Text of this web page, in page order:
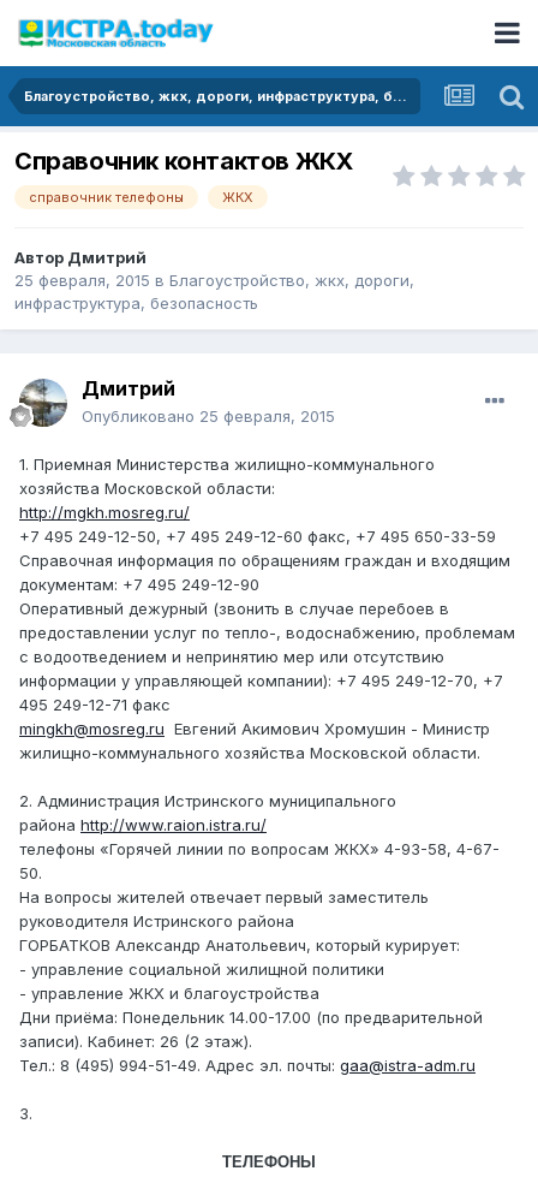
Благоустройство, жкх, дороги, инфраструктура, безопасность
Справочник контактов ЖКХ
справочник телефоны ЖКХ
Автор Дмитрий
25 февраля, 2015 в Благоустройство, жкх, дороги,
инфраструктура, безопасность
Дмитрий
Опубликовано 25 февраля, 2015
1. Приемная Министерства жилищно-коммунального
хозяйства Московской области:
http://mgkh.mosreg.ru/
+7 495 249-12-50, +7 495 249-12-60 факс, +7 495 650-33-59
Справочная информация по обращениям граждан и входящим
документам: +7 495 249-12-90
Оперативный дежурный (звонить в случае перебоев в
предоставлении услуг по тепло-, водоснабжению, проблемам
с водоотведением и непринятию мер или отсутствию
информации у управляющей компании): +7 495 249-12-70, +7
495 249-12-71 факс
mingkh@mosreg.ru Евгений Акимович Хромушин - Министр
жилищно-коммунального хозяйства Московской области.
2. Администрация Истринского муниципального
района http://www.raion.istra.ru/
телефоны «Горячей линии по вопросам ЖКХ» 4-93-58, 4-67-
50.
На вопросы жителей отвечает первый заместитель
руководителя Истринского района
ГОРБАТКОВ Александр Анатольевич, который курирует:
- управление социальной жилищной политики
- управление ЖКХ и благоустройства
Дни приёма: Понедельник 14.00-17.00 (по предварительной
записи). Кабинет: 26 (2 этаж).
Тел.: 8 (495) 994-51-49. Адрес эл. почты: gaa@istra-adm.ru
3.
ТЕЛЕФОНЫ